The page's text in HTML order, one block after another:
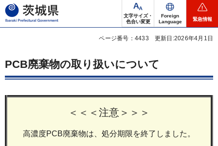
茨城県
文字サイズ・
色合い変更
Foreign
Language
緊急情報
ページ番号：4433 更新日:2026年4月1日
PCB廃棄物の取り扱いについて
＜＜＜注意＞＞＞
高濃度PCB廃棄物は、処分期限を終了しました。